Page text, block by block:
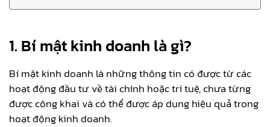
1. Bí mật kinh doanh là gì?
Bí mật kinh doanh là những thông tin có được từ các
hoạt động đầu tư về tài chính hoặc trí tuệ, chưa từng
được công khai và có thể được áp dụng hiệu quả trong
hoạt động kinh doanh.